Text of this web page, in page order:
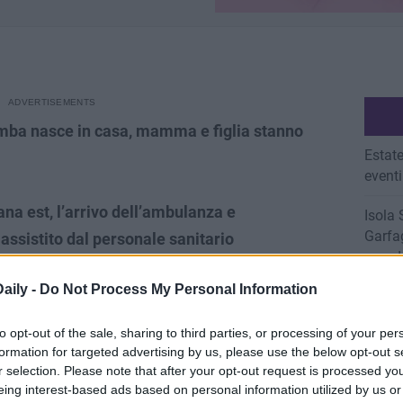
- Do Not Process My Personal Information
opt-out of the sale, sharing to third parties, or processing of your
for targeted advertising by us, please use the below opt-out
selection. Please note that after your opt-out request is processed
interest-based ads based on personal information utilized by us
nasce in casa, mamma e figlia stanno
est, l’arrivo dell’ambulanza e
dal personale sanitario
della Croce Rossa
fine per una
una chiamata alla centrale territoriale 118 di
a termine, con contrazioni regolari
Isola